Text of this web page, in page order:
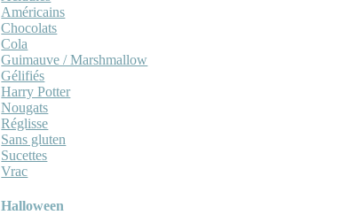
Américains
Chocolats
Cola
Guimauve / Marshmallow
Gélifiés
Harry Potter
Nougats
Réglisse
Sans gluten
Sucettes
Vrac
Halloween